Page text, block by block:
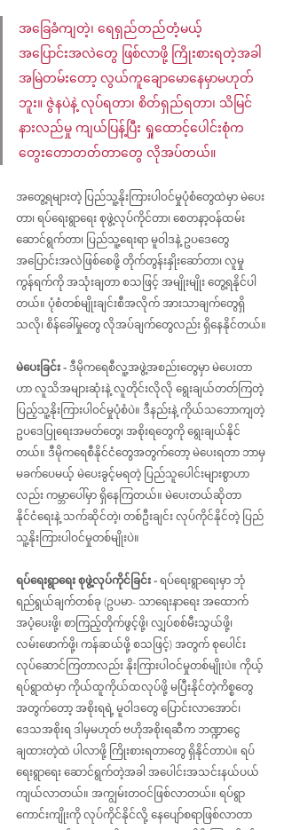
အခြေခံကျတဲ့၊ ရေရှည်တည်တံ့မယ့်
အပြောင်းအလဲတွေ ဖြစ်လာဖို့ ကြိုးစားရတဲ့အခါ
အမြဲတမ်းတော့ လွယ်ကူချောမောနေမှာမဟုတ်
ဘူး။ ဇွဲနပဲနဲ့ လုပ်ရတာ၊ စိတ်ရှည်ရတာ၊ သိမြင်
နားလည်မှု ကျယ်ပြန့်ပြီး ရှုထောင့်ပေါင်းစုံက
တွေးတောတတ်တာတွေ လိုအပ်တယ်။
အတွေ့ရများတဲ့ ပြည်သူ့နိုးကြားပါဝင်မှုပုံစံတွေထဲမှာ မဲပေး
တာ၊ ရပ်ရေးရွာရေး စုဖွဲ့လုပ်ကိုင်တာ၊ စေတနာ့ဝန်ထမ်း
ဆောင်ရွက်တာ၊ ပြည်သူ့ရေးရာ မူဝါဒနဲ့ ဥပဒေတွေ
အပြောင်းအလဲဖြစ်စေဖို့ တိုက်တွန်းနှိုးဆော်တာ၊ လူမှု
ကွန်ရက်ကို အသုံးချတာ စသဖြင့် အမျိုးမျိုး တွေ့ရနိုင်ပါ
တယ်။ ပုံစံတစ်မျိုးချင်းစီအလိုက် အားသာချက်တွေရှိ
သလို၊ စိန်ခေါ်မှုတွေ လိုအပ်ချက်တွေလည်း ရှိနေနိုင်တယ်။
မဲပေးခြင်း - ဒီမိုကရေစီလူ့အဖွဲ့အစည်းတွေမှာ မဲပေးတာ
ဟာ လူသိအများဆုံးနဲ့ လူတိုင်းလိုလို ရွေးချယ်တတ်ကြတဲ့
ပြည့်သူ့နိုးကြားပါဝင်မှုပုံစံပဲ။ ဒီနည်းနဲ့ ကိုယ်သဘောကျတဲ့
ဥပဒေပြုရေးအမတ်တွေ၊ အစိုးရတွေကို ရွေးချယ်နိုင်
တယ်။ ဒီမိုကရေစီနိုင်ငံတွေအတွက်တော့ မဲပေးရတာ ဘာမှ
မခက်ပေမယ့် မဲပေးခွင့်မရတဲ့ ပြည်သူပေါင်းများစွာဟာ
လည်း ကမ္ဘာပေါ်မှာ ရှိနေကြတယ်။ မဲပေးတယ်ဆိုတာ
နိုင်ငံရေးနဲ့ သက်ဆိုင်တဲ့၊ တစ်ဦးချင်း လုပ်ကိုင်နိုင်တဲ့ ပြည်
သူ့နိုးကြားပါဝင်မှုတစ်မျိုးပဲ။
ရပ်ရေးရွာရေး စုဖွဲ့လုပ်ကိုင်ခြင်း - ရပ်ရေးရွာရေးမှာ ဘုံ
ရည်ရွယ်ချက်တစ်ခု (ဥပမာ- သာရေးနာရေး အထောက်
အပံ့ပေးဖို့၊ စာကြည့်တိုက်ဖွင့်ဖို့၊ လျှပ်စစ်မီးသွယ်ဖို့၊
လမ်း‌ဖောက်ဖို့၊ ကန်ဆယ်ဖို့ စသဖြင့်) အတွက် စုပေါင်း
လုပ်ဆောင်ကြတာလည်း နိုးကြားပါဝင်မှုတစ်မျိုးပဲ။ ကိုယ့်
ရပ်ရွာထဲမှာ ကိုယ်ထူကိုယ်ထလုပ်ဖို့ မပြီးနိုင်တဲ့ကိစ္စတွေ
အတွက်တော့ အစိုးရရဲ့ မူဝါဒတွေ ပြောင်းလာအောင်၊
ဒေသအစိုးရ ဒါမှမဟုတ် ဗဟိုအစိုးရဆီက ဘဏ္ဍာငွေ
ချထားတဲ့ထဲ ပါလာဖို့ ကြိုးစားရတာတွေ ရှိနိုင်တာပဲ။ ရပ်
ရေးရွာရေး ဆောင်ရွက်တဲ့အခါ အပေါင်းအသင်းနယ်ပယ်
ကျယ်လာတယ်။ အကျွမ်းတဝင်ဖြစ်လာတယ်။ ရပ်ရွာ
ကောင်းကျိုးကို လုပ်ကိုင်နိုင်လို့ နေပျော်စရာဖြစ်လာတာ